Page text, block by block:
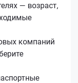
— возраст,
компаний